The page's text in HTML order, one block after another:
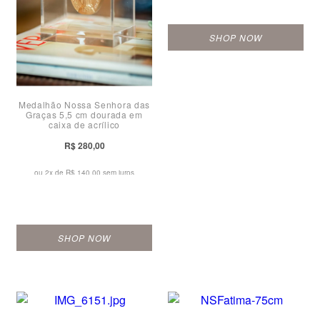
Medalhão Nossa Senhora das
Graças 5,5 cm dourada em
caixa de acrílico
R$ 280,00
ou 2x de R$ 140,00 sem juros
SHOP NOW
SHOP NOW